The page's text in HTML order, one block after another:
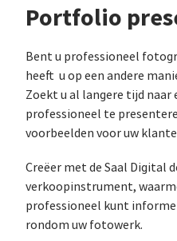
Portfolio
Bent u professioneel
heeft u op een andere
Zoekt u al langere tijd
professioneel te
voorbeelden voor uw
Creëer met de Saal Digital
verkoopinstrument,
professioneel kunt
rondom uw fotowerk.